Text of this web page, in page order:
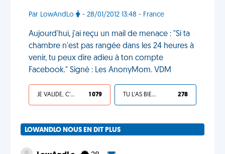
Par LowAndLo - 28/01/2012 13:48 - France
Aujourd'hui, j'ai reçu un mail de menace : "Si ta
chambre n'est pas rangée dans les 24 heures à
venir, tu peux dire adieu à ton compte
Facebook." Signé : Les AnonyMom. VDM
JE VALIDE, C'EST UNE VDM 1 079 TU L'AS BIEN MÉRITÉ 278
LOWANDLO NOUS EN DIT PLUS